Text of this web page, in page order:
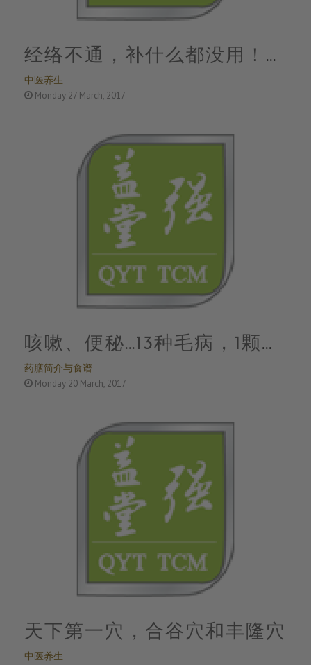
中医养生
经络不通，补什么都没用！只
用一招：经络通畅百病消！
Monday 27 March, 2017
药膳简介与食谱
咳嗽、便秘…13种毛病，1颗鸡
蛋都解决，给家人收好~
Monday 20 March, 2017
中医养生
天下第一穴，合谷穴和丰隆穴